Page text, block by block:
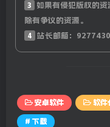
3
如果有侵犯版权的
除有争议的资源。
4 站长邮箱：
安卓软件 软件
# 下载